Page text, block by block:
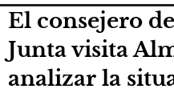
El consejero
Junta visita
analizar la